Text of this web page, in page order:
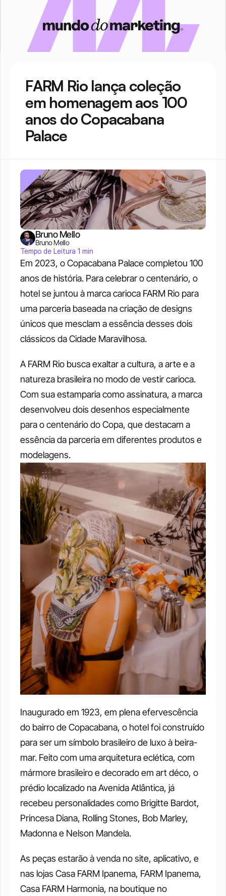
FARM Rio lança coleção
em homenagem aos 100
anos do Copacabana
Palace
Em 2023, o Copacabana Palace completou 100
anos de história. Para celebrar o centenário, o
hotel se juntou à marca carioca FARM Rio para
uma parceria baseada na criação de designs
únicos que mesclam a essência desses dois
clássicos da Cidade Maravilhosa.
A FARM Rio busca exaltar a cultura, a arte e a
natureza brasileira no modo de vestir carioca.
Com sua estamparia como assinatura, a marca
desenvolveu dois desenhos especialmente
para o centenário do Copa, que destacam a
essência da parceria em diferentes produtos e
modelagens.
Inaugurado em 1923, em plena efervescência
do bairro de Copacabana, o hotel foi construído
para ser um símbolo brasileiro de luxo à beira-
mar. Feito com uma arquitetura eclética, com
mármore brasileiro e decorado em art déco, o
prédio localizado na Avenida Atlântica, já
recebeu personalidades como Brigitte Bardot,
Princesa Diana, Rolling Stones, Bob Marley,
Madonna e Nelson Mandela.
As peças estarão à venda no site, aplicativo, e
nas lojas Casa FARM Ipanema, FARM Ipanema,
Casa FARM Harmonia, na boutique no
Bruno Mello
Bruno Mello
Tempo de Leitura 1 min